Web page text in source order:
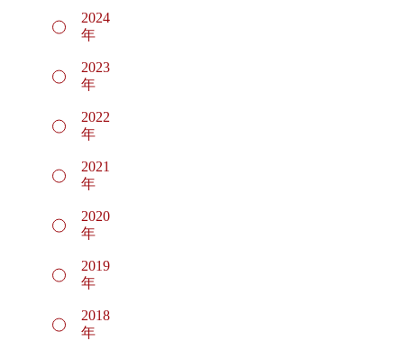
2024
年
2023
年
2022
年
2021
年
2020
年
2019
年
2018
年